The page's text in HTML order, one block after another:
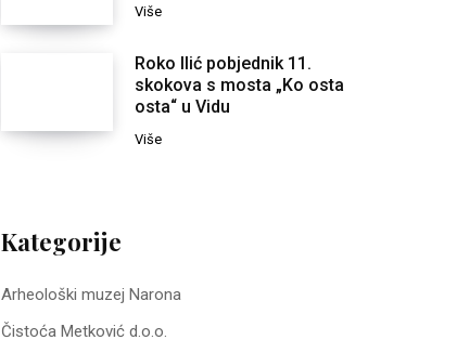
Više
Roko Ilić pobjednik 11.
skokova s mosta „Ko osta
osta“ u Vidu
Više
Kategorije
Arheološki muzej Narona
Čistoća Metković d.o.o.